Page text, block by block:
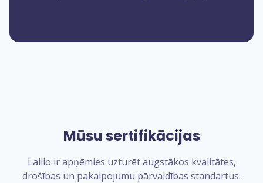
Mūsu sertifikācijas
Lailio ir apņēmies uzturēt augstākos kvalitātes,
drošības un pakalpojumu pārvaldības standartus.